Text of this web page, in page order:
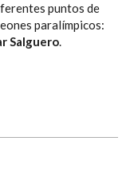
puntos de
paralímpicos:
Salguero.